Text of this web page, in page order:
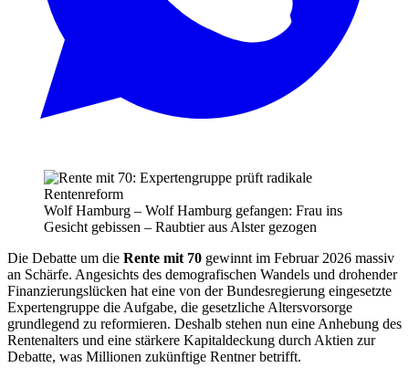
Wolf Hamburg – Wolf Hamburg gefangen: Frau ins
Gesicht gebissen – Raubtier aus Alster gezogen
Die Debatte um die Rente mit 70 gewinnt im Februar 2026 massiv
an Schärfe. Angesichts des demografischen Wandels und drohender
Finanzierungslücken hat eine von der Bundesregierung eingesetzte
Expertengruppe die Aufgabe, die gesetzliche Altersvorsorge
grundlegend zu reformieren. Deshalb stehen nun eine Anhebung des
Rentenalters und eine stärkere Kapitaldeckung durch Aktien zur
Debatte, was Millionen zukünftige Rentner betrifft.